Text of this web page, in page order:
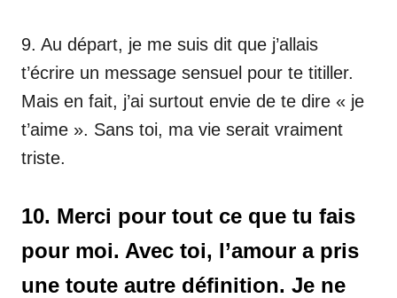
9. Au départ, je me suis dit que j’allais
t’écrire un message sensuel pour te titiller.
Mais en fait, j’ai surtout envie de te dire « je
t’aime ». Sans toi, ma vie serait vraiment
triste.
10. Merci pour tout ce que tu fais
pour moi. Avec toi, l’amour a pris
une toute autre définition. Je ne